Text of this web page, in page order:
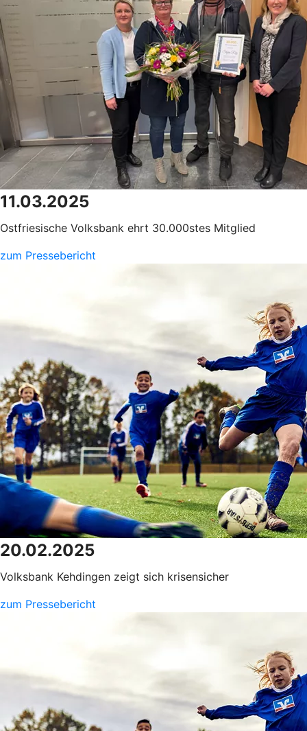
11.03.2025
Ostfriesische Volksbank ehrt 30.000stes Mitglied
zum Pressebericht
20.02.2025
Volksbank Kehdingen zeigt sich krisensicher
zum Pressebericht